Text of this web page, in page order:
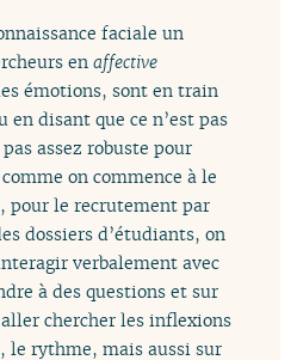
faciale un
enaffective
émotions, sont en train
en disant que ce n’est pas
assez robuste pour
on commence à le
pour le recrutement par
dossiers d’étudiants, on
verbalement avec
à des questions et sur
chercher les inflexions
rythme, mais aussi sur